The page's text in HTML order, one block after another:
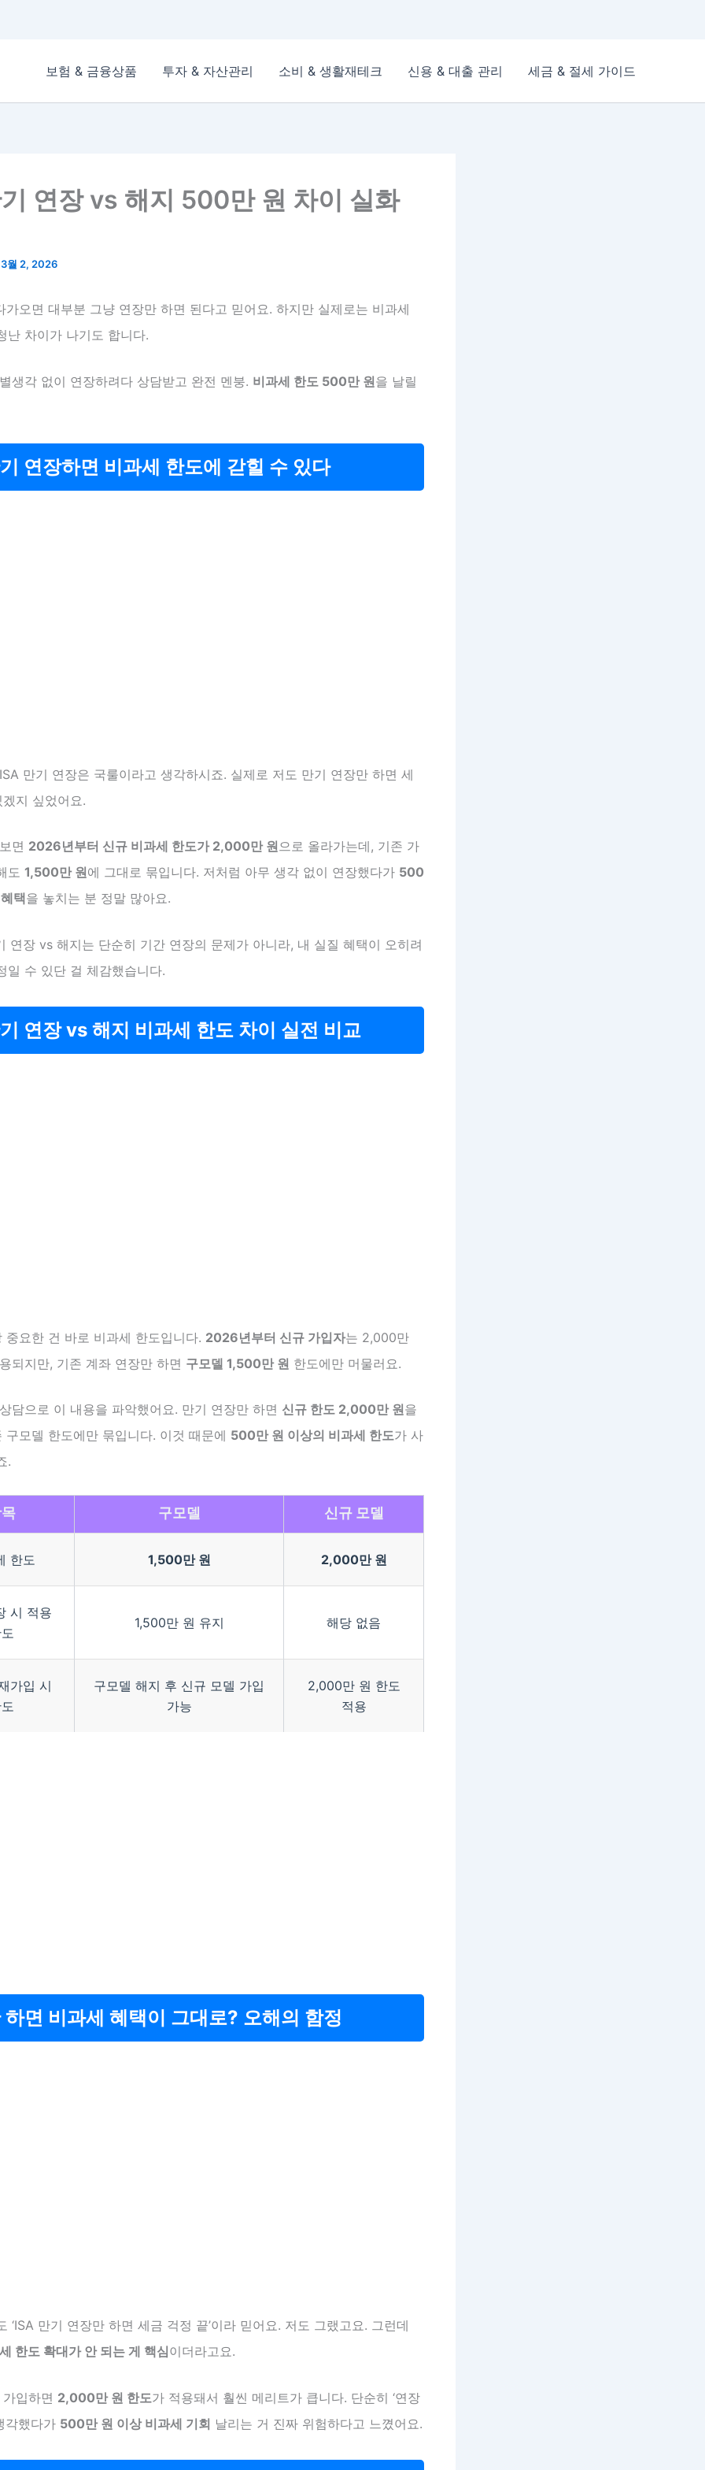
보험 & 금융상품 투자 & 자산관리 소비 & 생활재테크 신용 & 대출 관리 세금 & 절세 가이드
연장 vs 해지 500만 원 차이 실화
3월 2, 2026
가오면 대부분 그냥 연장만 하면 된다고 믿어요. 하지만 실제로는 비과세
난 차이가 나기도 합니다.
생각 없이 연장하려다 상담받고 완전 멘붕. 비과세 한도 500만 원을 날릴
연장하면 비과세 한도에 갇힐 수 있다
만기 연장은 국룰이라고 생각하시죠. 실제로 저도 만기 연장만 하면 세
지 싶었어요.
면 2026년부터 신규 비과세 한도가 2,000만 원으로 올라가는데, 기존 가
도 1,500만 원에 그대로 묶입니다. 저처럼 아무 생각 없이 연장했다가 500
택을 놓치는 분 정말 많아요.
연장 vs 해지는 단순히 기간 연장의 문제가 아니라, 내 실질 혜택이 오히려
일 수 있단 걸 체감했습니다.
연장 vs 해지 비과세 한도 차이 실전 비교
중요한 건 바로 비과세 한도입니다. 2026년부터 신규 가입자는 2,000만
되지만, 기존 계좌 연장만 하면 구모델 1,500만 원 한도에만 머물러요.
담으로 이 내용을 파악했어요. 만기 연장만 하면 신규 한도 2,000만 원을
구모델 한도에만 묶입니다. 이것 때문에 500만 원 이상의 비과세 한도가 사
.
구모델 신규 모델
한도 1,500만 원 2,000만 원
시 적용
1,500만 원 유지 해당 없음
가입 시
구모델 해지 후 신규 모델 가입
가능
2,000만 원 한도
적용
하면 비과세 혜택이 그대로? 오해의 함정
‘ISA 만기 연장만 하면 세금 걱정 끝’이라 믿어요. 저도 그랬고요. 그런데
한도 확대가 안 되는 게 핵심이더라고요.
입하면 2,000만 원 한도가 적용돼서 훨씬 메리트가 큽니다. 단순히 ‘연장
각했다가 500만 원 이상 비과세 기회 날리는 거 진짜 위험하다고 느꼈어요.